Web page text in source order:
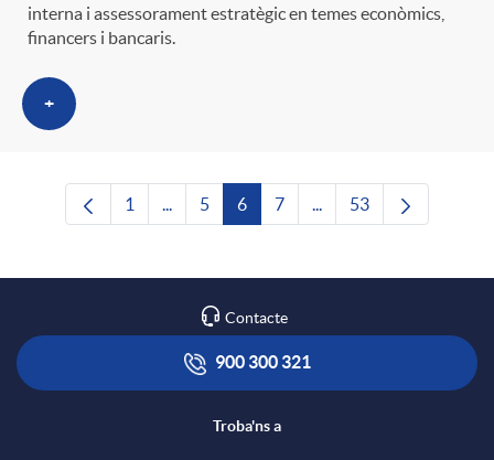
interna i assessorament estratègic en temes econòmics,
financers i bancaris.
+
Pàgina
1 ...Pàgines intermèdies Utilitzeu TAB per
Pàgina
5 Pàgina
6 Pàgina
7 ...Pàgines intermèdies
Pàgina
53
Contacte
900 300 321
Troba'ns a